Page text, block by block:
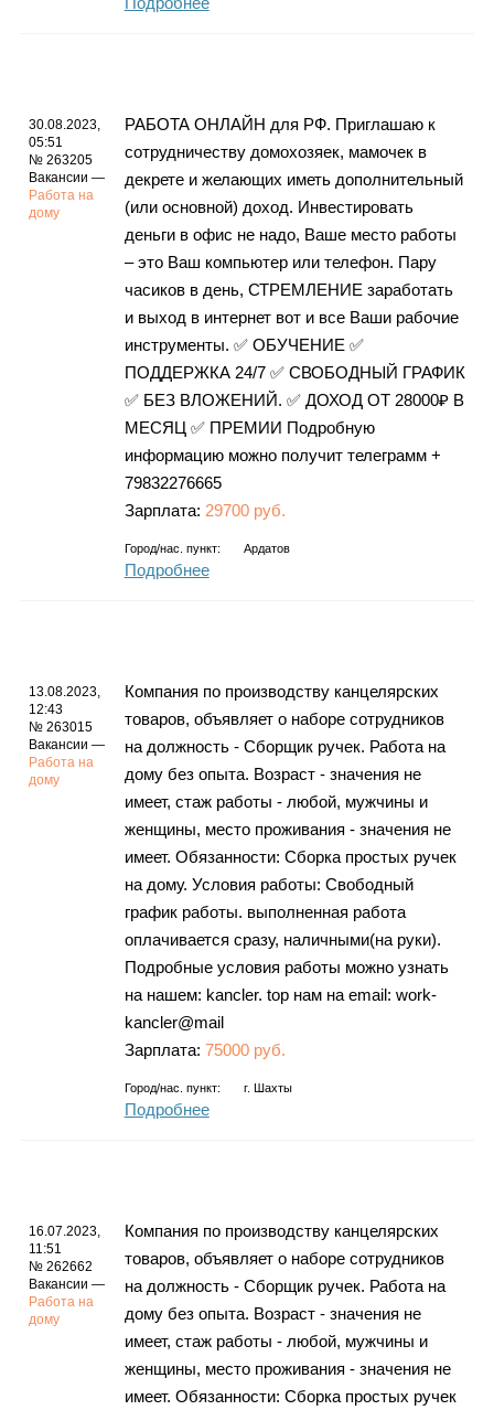
30.08.2023,
05:51
№ 263205
Вакансии —
Работа на
дому
РАБОТА ОНЛАЙН для РФ. Приглашаю к
сотрудничеству домохозяек, мамочек в
декрете и желающих иметь дополнительный
(или основной) доход. Инвестировать
деньги в офис не надо, Ваше место работы
– это Ваш компьютер или телефон. Пару
часиков в день, СТРЕМЛЕНИЕ заработать
и выход в интернет вот и все Ваши рабочие
инструменты. ✅ ОБУЧЕНИЕ ✅
ПОДДЕРЖКА 24/7 ✅ СВОБОДНЫЙ ГРАФИК
✅ БЕЗ ВЛОЖЕНИЙ. ✅ ДОХОД ОТ 28000₽ В
МЕСЯЦ ✅ ПРЕМИИ Подробную
информацию можно получит телеграмм +
79832276665
Зарплата: 29700 руб.
Город/нас. пункт: Ардатов
Подробнее
13.08.2023,
12:43
№ 263015
Вакансии —
Работа на
дому
Компания по производству канцелярских
товаров, объявляет о наборе сотрудников
на должность - Сборщик ручек. Работа на
дому без опыта. Возраст - значения не
имеет, стаж работы - любой, мужчины и
женщины, место проживания - значения не
имеет. Обязанности: Сборка простых ручек
на дому. Условия работы: Свободный
график работы. выполненная работа
оплачивается сразу, наличными(на руки).
Подробные условия работы можно узнать
на нашем: kancler. top нам на email: work-
kancler@mail
Зарплата: 75000 руб.
Город/нас. пункт: г. Шахты
Подробнее
16.07.2023,
11:51
№ 262662
Вакансии —
Работа на
дому
Компания по производству канцелярских
товаров, объявляет о наборе сотрудников
на должность - Сборщик ручек. Работа на
дому без опыта. Возраст - значения не
имеет, стаж работы - любой, мужчины и
женщины, место проживания - значения не
имеет. Обязанности: Сборка простых ручек